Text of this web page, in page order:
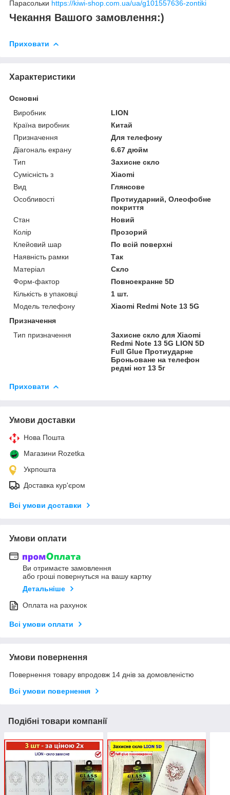
Парасольки https://kiwi-shop.com.ua/ua/g101557636-zontiki
Чекання Вашого замовлення:)
Приховати
Характеристики
Основні
Виробник
LION
Країна виробник
Китай
Призначення
Для телефону
Діагональ екрану
6.67 дюйм
Тип
Захисне скло
Сумісність з
Xiaomi
Вид
Глянсове
Особливості
Протиударний, Олеофобне
покриття
Стан
Новий
Колір
Прозорий
Клейовий шар
По всій поверхні
Наявність рамки
Так
Матеріал
Скло
Форм-фактор
Повноекранне 5D
Кількість в упаковці
1 шт.
Модель телефону
Xiaomi Redmi Note 13 5G
Призначення
Тип призначення
Захисне скло для Xiaomi
Redmi Note 13 5G LION 5D
Full Glue Протиударне
Броньоване на телефон
редмі нот 13 5г
Приховати
Умови доставки
Нова Пошта
Магазини Rozetka
Укрпошта
Доставка кур'єром
Всі умови доставки
Умови оплати
Ви отримаєте замовлення
або гроші повернуться на вашу картку
Детальніше
Оплата на рахунок
Всі умови оплати
Умови повернення
Повернення товару впродовж 14 днів за домовленістю
Всі умови повернення
Подібні товари компанії